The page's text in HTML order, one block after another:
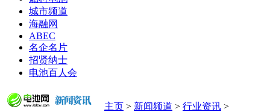
城市频道
海融网
ABEC
名企名片
招贤纳士
电池百人会
主页 > 新闻频道 > 行业资讯 >